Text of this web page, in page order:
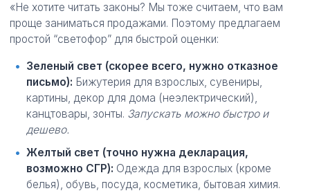
«Не хотите читать законы? Мы тоже считаем, что вам
проще заниматься продажами. Поэтому предлагаем
простой “светофор” для быстрой оценки:
Зеленый свет (скорее всего, нужно отказное
письмо): Бижутерия для взрослых, сувениры,
картины, декор для дома (неэлектрический),
канцтовары, зонты. Запускать можно быстро и
дешево.
Желтый свет (точно нужна декларация,
возможно СГР): Одежда для взрослых (кроме
белья), обувь, посуда, косметика, бытовая химия.